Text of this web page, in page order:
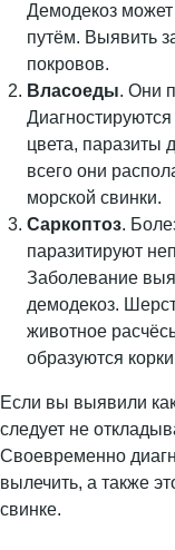
Демодекоз может
путём. Выявить
покровов.
Власоеды. Они
цвета, паразиты
всего они
морской свинки.
Саркоптоз.
паразитируют
Заболевание
демодекоз.
животное
образуются
Если вы выявили
следует не
Своевременно
вылечить, а также
свинке.